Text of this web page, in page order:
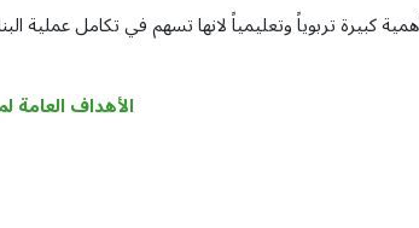
تربوياً وتعليمياً لانها تسهم في تكامل عملية
الأهداف العامة